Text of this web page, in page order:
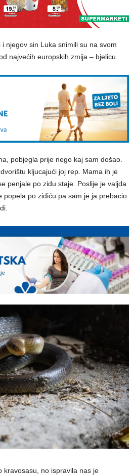
njegov sin Luka snimili su na svom
najvećih europskih zmija – bjelicu.
pobjegla prije nego kaj sam došao.
kljucajući joj rep. Mama ih je
penjale po zidu staje. Poslije je valjda
popela po zidiću pa sam je ja prebacio
kravosasu, no ispravila nas je